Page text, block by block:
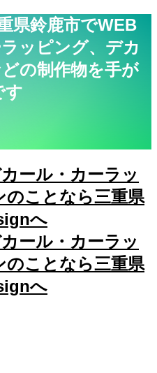
県鈴鹿市でWEB
ッピング、デカ
の制作物を手が
す